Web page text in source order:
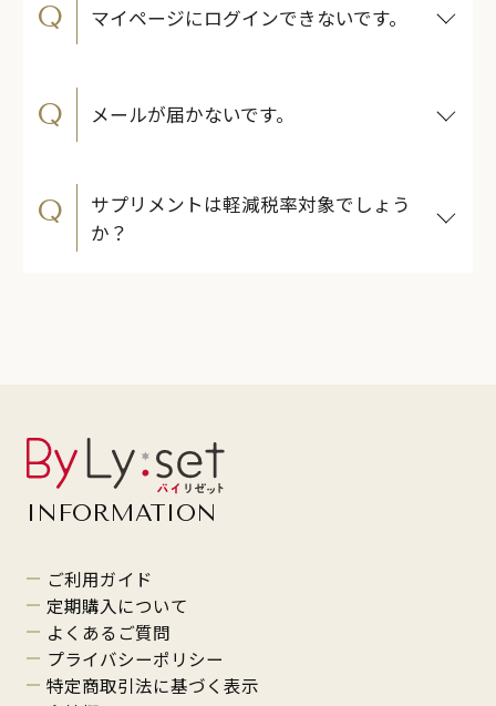
Q マイページにログインできないです。
Q メールが届かないです。
Q
サプリメントは軽減税率対象でしょう
か？
INFORMATION
ご利用ガイド
定期購入について
よくあるご質問
プライバシーポリシー
特定商取引法に基づく表示